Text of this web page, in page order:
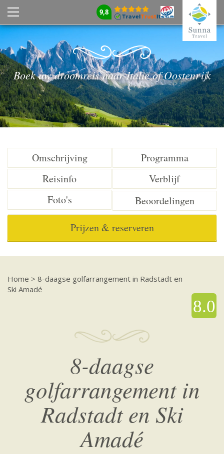
9,8
Boek uw droomreis naar Italië of Oostenrijk
Omschrijving
Programma
Reisinfo
Verblijf
Foto's
Prijzen & reserveren
Beoordelingen
8.0
Home > 8-daagse golfarrangement in Radstadt en
Ski Amadé
8-daagse
golfarrangement in
Radstadt en Ski
Amadé